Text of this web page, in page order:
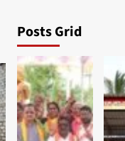
Posts Grid